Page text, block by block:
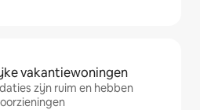
vakantiewoningen
zijn ruim en hebben